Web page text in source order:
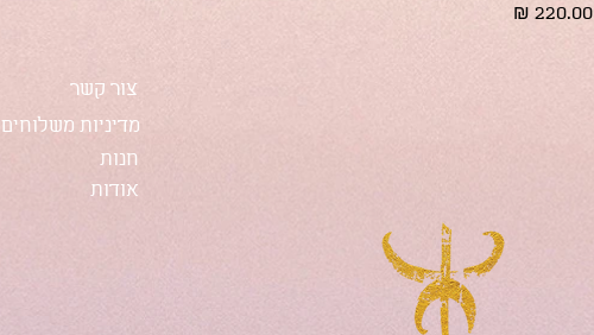
מחיר
צור קשר
מדיניות משלוחים
חנות
אודות